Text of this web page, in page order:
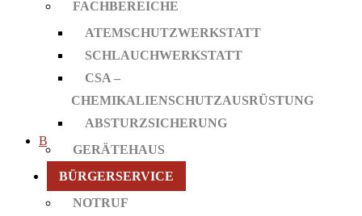
FACHBEREICHE
ATEMSCHUTZWERKSTATT
SCHLAUCHWERKSTATT
CSA –
CHEMIKALIENSCHUTZAUSRÜSTUNG
ABSTURZSICHERUNG
GERÄTEHAUS
BÜRGERSERVICE
NOTRUF
Fachbereiche
Atemschutzwerkstatt
Schlauchwerkstatt
CSA – Chemikalienschutzausrüstung
Absturzsicherung
Gerätehaus
Bürgerservice
Notruf
Störungsdienste